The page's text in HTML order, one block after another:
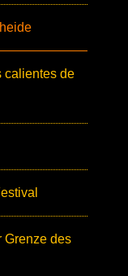
calientes de
Grenze des